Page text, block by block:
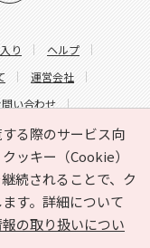
る際のサービス向
ッキー（Cookie）
続されることで、ク
す。詳細について
の取り扱いについ
り
ヘルプ
運営会社
い合わせ
わせ